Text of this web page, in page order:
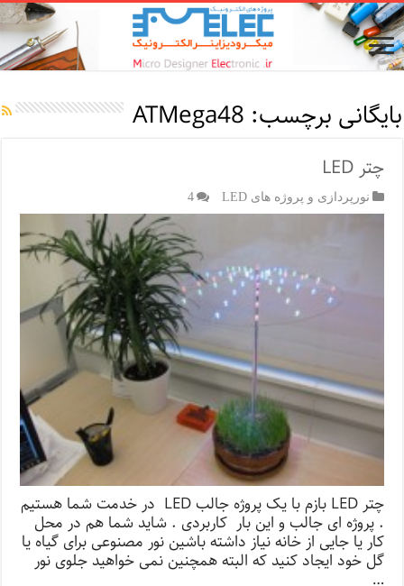
بایگانی برچسب: ATMega48
چتر LED
نورپردازی و پروژه های LED 4
چتر LED بازم با یک پروژه جالب LED در خدمت شما هستیم
. پروژه ای جالب و این بار کاربردی . شاید شما هم در محل
کار یا جایی از خانه نیاز داشته باشین نور مصنوعی برای گیاه یا
گل خود ایجاد کنید که البته همچنین نمی خواهید جلوی نور
…